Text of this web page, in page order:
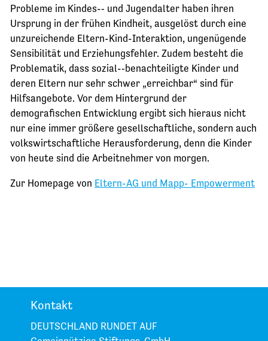
Probleme im Kindes-­‐ und Jugendalter haben ihren
Ursprung in der frühen Kindheit, ausgelöst durch eine
unzureichende Eltern-­Kind-­Interaktion, ungenügende
Sensibilität und Erziehungsfehler. Zudem besteht die
Problematik, dass sozial-­‐benachteiligte Kinder und
deren Eltern nur sehr schwer „erreichbar“ sind für
Hilfsangebote. Vor dem Hintergrund der
demografischen Entwicklung ergibt sich hieraus nicht
nur eine immer größere gesellschaftliche, sondern auch
volkswirtschaftliche Herausforderung, denn die Kinder
von heute sind die Arbeitnehmer von morgen.
Zur Homepage von Eltern-AG und Mapp- Empowerment
Kontakt
DEUTSCHLAND RUNDET AUF